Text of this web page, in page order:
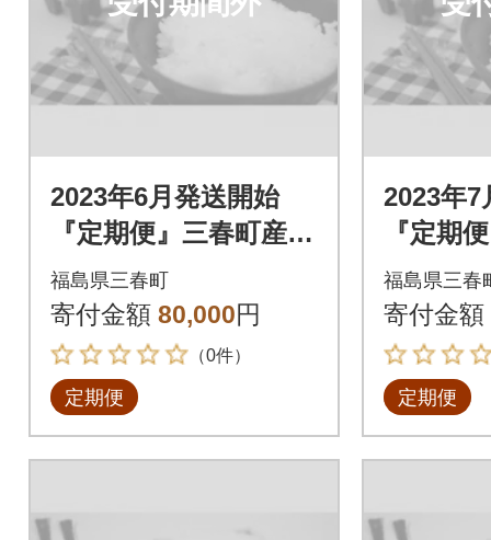
2023年6月発送開始
『定期便』三春町産コ
シヒカリ計15kg全4回
福島県三春町
寄付金額 80,000円
（0件）
定期便
2023年7
『定期
シヒカ
福島県三春
寄付金額
定期便